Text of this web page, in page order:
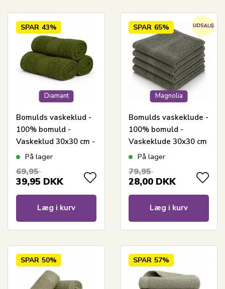
Diamant
SPAR 43%
Bomulds vaskeklud -
100% bomuld -
Vaskeklud 30x30 cm -
Diamant - Grøn
På lager
69,95
39,95 DKK
Læg i kurv
Magnolia
SPAR 65%
Bomulds vaskeklude -
100% bomuld -
Vaskeklude 30x30 cm
- 4-pak - Magnolia -
På lager
79,95
28,00 DKK
Læg i kurv
SPAR 50% SPAR 57%